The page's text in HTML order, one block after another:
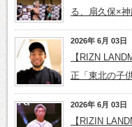
る、扇久保×
2026年 6月 03日
【RIZN
正「東北の子
2026年 6月 03日
【RIZIN